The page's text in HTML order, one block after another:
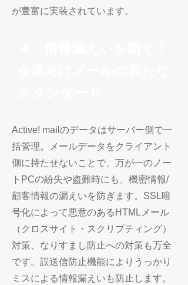
が豊富に実装されています。
Active! mailのデータはサーバー側で一
括管理。メールデータをクライアント
側に持たせないことで、万が一のノー
トPCの紛失や盗難時にも、機密情報/
顧客情報の漏えいを防ぎます。SSL暗
号化によって悪意のあるHTMLメール
（クロスサイト・スクリプティング）
対策、なりすまし防止への対策も万全
です。誤送信防止機能によりうっかり
ミスによる情報漏えいも防止します。